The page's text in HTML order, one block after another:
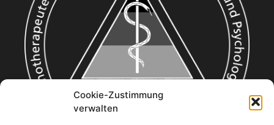
Cookie-Zustimmung
verwalten